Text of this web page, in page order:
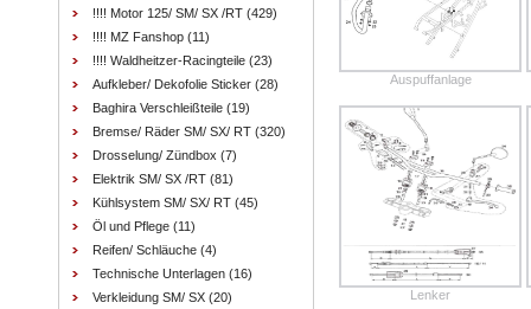
!!!! Motor 125/ SM/ SX /RT (429)
!!!! MZ Fanshop (11)
!!!! Waldheitzer-Racingteile (23)
Aufkleber/ Dekofolie Sticker (28)
Baghira Verschleißteile (19)
Bremse/ Räder SM/ SX/ RT (320)
Drosselung/ Zündbox (7)
Elektrik SM/ SX /RT (81)
Kühlsystem SM/ SX/ RT (45)
Öl und Pflege (11)
Reifen/ Schläuche (4)
Technische Unterlagen (16)
Verkleidung SM/ SX (20)
Auspuffanlage
Lenker